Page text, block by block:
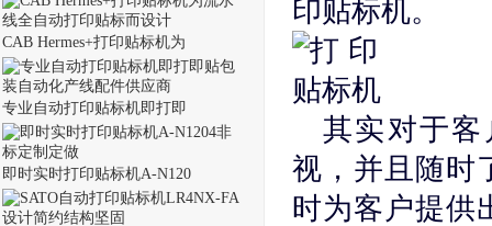
CAB Hermes+打印贴标机为
专业自动打印贴标机即打即
即时实时打印贴标机A-N120
印贴标机。
其实对于
视，并且随时
时为客户提供